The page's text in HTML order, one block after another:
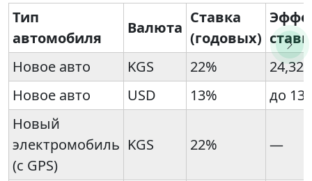
Тип
автомобиля
Валюта
Ставка
(годовых)
Новое авто
KGS 22%
Новое авто
USD 13%
до
Новый
электромобиль
(с GPS)
KGS 22% —